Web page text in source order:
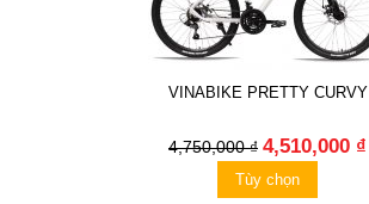
VINABIKE PRETTY CURVY
4,750,000 ₫ 4,510,000 ₫
Tùy chọn